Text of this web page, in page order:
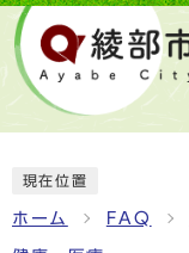
現在位置
ホーム FAQ